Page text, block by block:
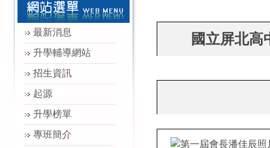
最新消息
升學輔導網站
招生資訊
起源
升學榜單
專班簡介
國立屏北高